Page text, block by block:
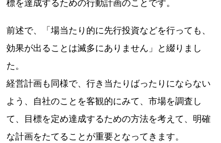
標を達成するための行動計画のことです。
前述で、「場当たり的に先行投資などを行っても、
効果が出ることは滅多にありません」と綴りまし
た。
経営計画も同様で、行き当たりばったりにならない
よう、自社のことを客観的にみて、市場を調査し
て、目標を定め達成するための方法を考えて、明確
な計画をたてることが重要となってきます。